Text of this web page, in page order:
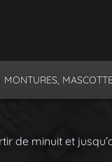
MONTURES,
de minuit et